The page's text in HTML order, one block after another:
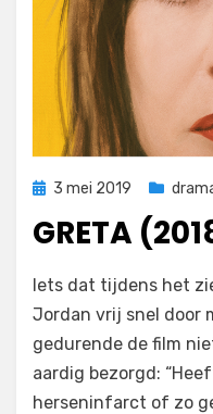
Geplaatst
3 mei 2019
GRETA
door Filmofiel.nl
Laat een reactie achter
Iets dat tijdens het
Jordan vrij snel door
gedurende de film
aardig bezorgd:
herseninfarct of zo